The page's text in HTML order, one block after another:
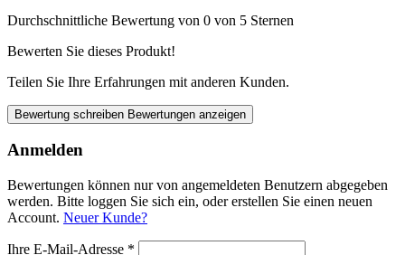
Durchschnittliche Bewertung von 0 von 5 Sternen
Bewerten Sie dieses Produkt!
Teilen Sie Ihre Erfahrungen mit anderen Kunden.
Bewertung schreiben Bewertungen anzeigen
Anmelden
Bewertungen können nur von angemeldeten Benutzern abgegeben
werden. Bitte loggen Sie sich ein, oder erstellen Sie einen neuen
Account. Neuer Kunde?
Ihre E-Mail-Adresse *